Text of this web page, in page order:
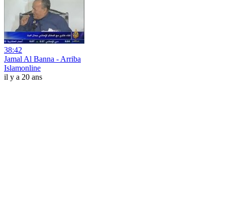
38:42
Jamal Al Banna - Arriba
Islamonline
il y a 20 ans